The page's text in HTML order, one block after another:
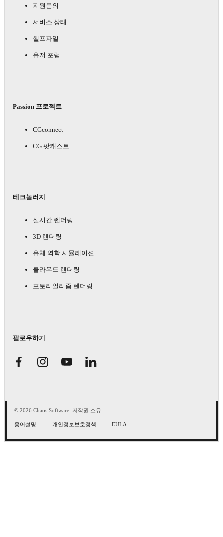
지원문의
서비스 상태
헬프파일
유저 포럼
Passion 프로젝트
CGconnect
CG 팟캐스트
테크놀러지
실시간 렌더링
3D 렌더링
유체 역학 시뮬레이션
클라우드 렌더링
포토리얼리즘 렌더링
팔로우하기
© 2026 Chaos Software. 저작권 소유.
용어설명 개인정보보호정책 EULA